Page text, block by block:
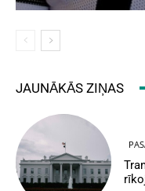
JAUNĀKĀS ZIŅAS